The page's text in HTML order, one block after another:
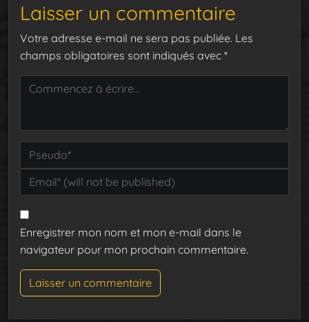
Laisser un commentaire
Votre adresse e-mail ne sera pas publiée. Les
champs obligatoires sont indiqués avec *
Enregistrer mon nom et mon e-mail dans le
navigateur pour mon prochain commentaire.